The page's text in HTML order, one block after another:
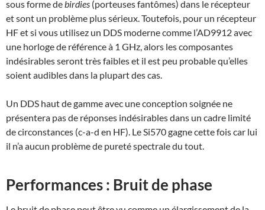
sous forme debirdies (porteuses fantômes) dans le récepteur
et sont un problème plus sérieux. Toutefois, pour un récepteur
HF et si vous utilisez un DDS moderne comme l’AD9912 avec
une horloge de référence à 1 GHz, alors les composantes
indésirables seront très faibles et il est peu probable qu’elles
soient audibles dans la plupart des cas.
Un DDS haut de gamme avec une conception soignée ne
présentera pas de réponses indésirables dans un cadre limité
de circonstances (c-a-d en HF). Le Si570 gagne cette fois car lui
il n’a aucun problème de pureté spectrale du tout.
Performances : Bruit de phase